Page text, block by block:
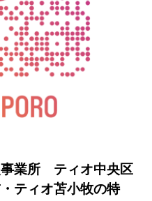
事業所 ティオ中央区
ティオ苫小牧の特